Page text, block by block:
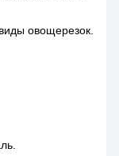
овощерезок.